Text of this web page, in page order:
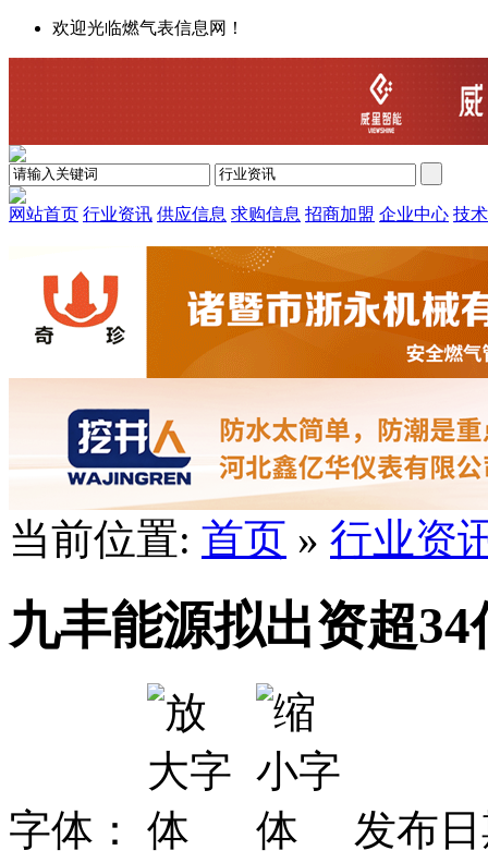
欢迎光临燃气表信息网！
网站首页 行业资讯 供应信息 求购信息 招商加盟 企业中心 技
当前位置: 首页 » 行业资
九丰能源拟出资超
字体：
发布